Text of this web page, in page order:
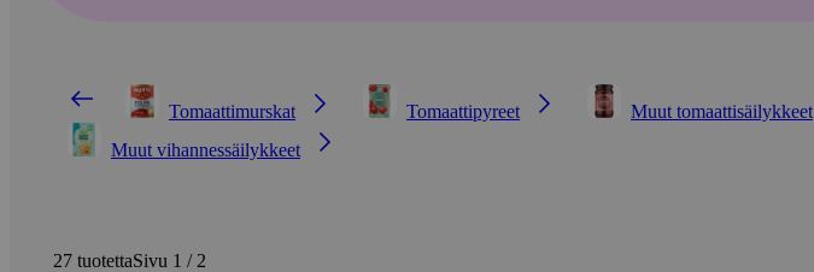
Tomaattimurskat Tomaattipyreet Muut tomaattisäilykkeet
Muut vihannessäilykkeet
27 tuotettaSivu 1 / 2